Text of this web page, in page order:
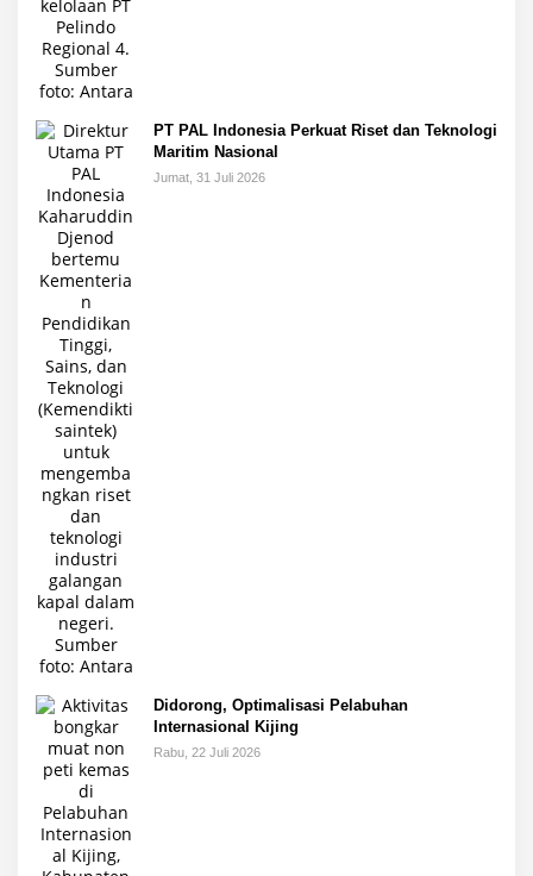
PT PAL Indonesia Perkuat Riset dan Teknologi
Maritim Nasional
Jumat, 31 Juli 2026
Didorong, Optimalisasi Pelabuhan
Internasional Kijing
Rabu, 22 Juli 2026